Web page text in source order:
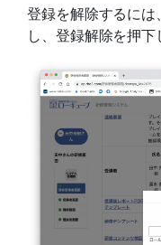
登録を解除するに
し、登録解除を押下